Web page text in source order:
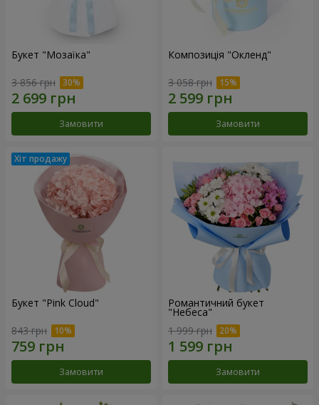
Букет "Мозаїка"
3 856 грн
Замовити
Композиція "Окленд"
3 058 грн
Замовити
Букет "Pink Cloud"
843 грн
Замовити
Романтичний букет
"Небеса"
1 999 грн
Замовити